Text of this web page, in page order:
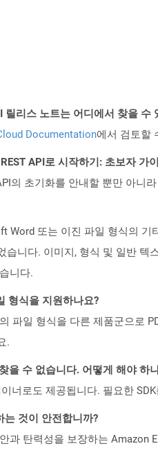
릴리스 노트는 어디에서 찾을 수
Documentation에서 검토할
API로 시작하기: 초보자 가
의 초기화를 안내할 뿐만 아니
Word 또는 이진 파일 형식의
니다. 이미지, 형식 및 일반 텍
니다.
형식을 지원하나요?
파일 형식을 다른 제품군으로
.
을 수 없습니다. 어떻게 해야 하
너로도 제공됩니다. 필요한
는 것이 안전합니까?
과 탄력성을 보장하는 Amazon